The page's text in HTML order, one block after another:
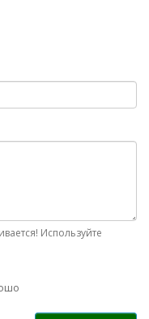
Используйте